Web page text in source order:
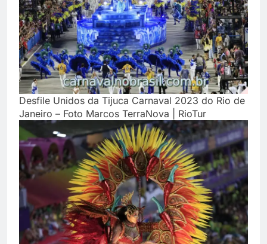
Desfile Unidos da Tijuca Carnaval 2023 do Rio de
Janeiro – Foto Marcos TerraNova | RioTur